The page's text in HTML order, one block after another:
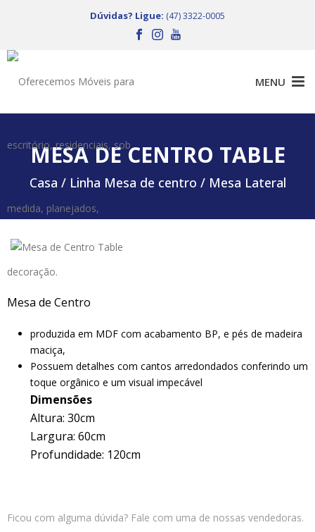
Dúvidas? Ligue: (47) 3322-0005
MESA DE CENTRO TABLE
Casa / Linha Mesa de centro / Mesa Lateral
Mesa de Centro
produzida em MDF com acabamento BP, e pés de madeira
maciça,
Possuem detalhes com cantos arredondados conferindo um
toque orgânico e um visual impecável
Dimensões
Altura: 30cm
Largura: 60cm
Profundidade: 120cm
Ficou com alguma dúvida? Fale com uma de nossas vendedoras.